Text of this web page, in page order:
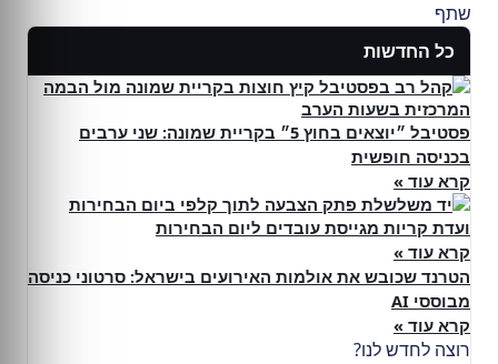
שתף
כל החדשות
פסטיבל ״יוצאים בחוץ 5״ בקריית שמונה: שני ערבים
בכניסה חופשית
קרא עוד »
ועדת קריות מגייסת עובדים ליום הבחירות
קרא עוד »
הטרנד שכובש את אולמות האירועים בישראל: סרטוני כניסה
מבוססי AI
קרא עוד »
רוצה לחדש לנו?